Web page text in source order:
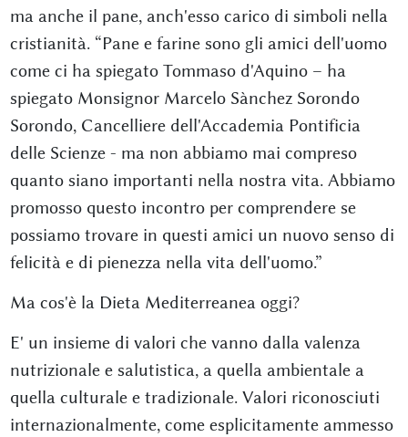
ma anche il pane, anch'esso carico di simboli nella
cristianità. “Pane e farine sono gli amici dell'uomo
come ci ha spiegato Tommaso d'Aquino – ha
spiegato Monsignor Marcelo Sànchez Sorondo
Sorondo, Cancelliere dell'Accademia Pontificia
delle Scienze - ma non abbiamo mai compreso
quanto siano importanti nella nostra vita. Abbiamo
promosso questo incontro per comprendere se
possiamo trovare in questi amici un nuovo senso di
felicità e di pienezza nella vita dell'uomo.”
Ma cos'è la Dieta Mediterreanea oggi?
E' un insieme di valori che vanno dalla valenza
nutrizionale e salutistica, a quella ambientale a
quella culturale e tradizionale. Valori riconosciuti
internazionalmente, come esplicitamente ammesso